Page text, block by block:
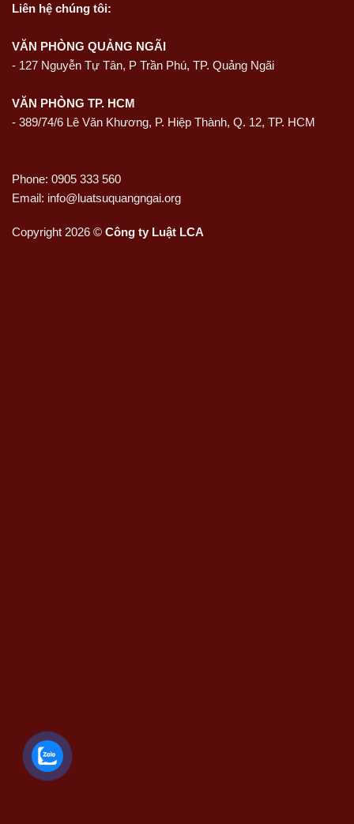
Liên hệ chúng tôi:
VĂN PHÒNG QUẢNG NGÃI
- 127 Nguyễn Tự Tân, P Trần Phú, TP. Quảng Ngãi
VĂN PHÒNG TP. HCM
- 389/74/6 Lê Văn Khương, P. Hiệp Thành, Q. 12, TP. HCM
Phone: 0905 333 560
Email: info@luatsuquangngai.org
Copyright 2026 © Công ty Luật LCA